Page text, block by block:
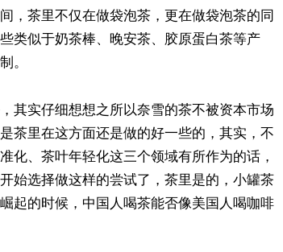
，茶里不仅在做袋泡茶，更在做袋泡茶的同
类似于奶茶棒、晚安茶、胶原蛋白茶等产
。
其实仔细想想之所以奈雪的茶不被资本市场
茶里在这方面还是做的好一些的，其实，不
化、茶叶年轻化这三个领域有所作为的话，
始选择做这样的尝试了，茶里是的，小罐茶
起的时候，中国人喝茶能否像美国人喝咖啡